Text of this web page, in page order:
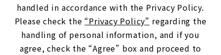
handled in accordance with the Privacy Policy.
Please check the “Privacy Policy” regarding the
handling of personal information, and if you
agree, check the “Agree” box and proceed to